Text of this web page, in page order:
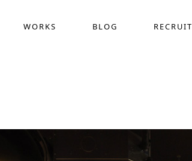
WORKS BLOG RECRUIT